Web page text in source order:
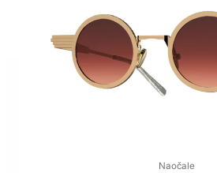
Naočale